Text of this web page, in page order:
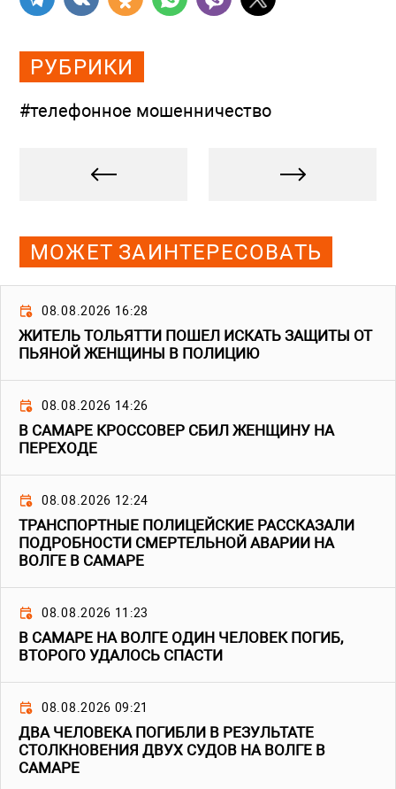
РУБРИКИ
#телефонное мошенничество
МОЖЕТ ЗАИНТЕРЕСОВАТЬ
08.08.2026 16:28
ЖИТЕЛЬ ТОЛЬЯТТИ ПОШЕЛ ИСКАТЬ ЗАЩИТЫ ОТ
ПЬЯНОЙ ЖЕНЩИНЫ В ПОЛИЦИЮ
08.08.2026 14:26
В САМАРЕ КРОССОВЕР СБИЛ ЖЕНЩИНУ НА
ПЕРЕХОДЕ
08.08.2026 12:24
ТРАНСПОРТНЫЕ ПОЛИЦЕЙСКИЕ РАССКАЗАЛИ
ПОДРОБНОСТИ СМЕРТЕЛЬНОЙ АВАРИИ НА
ВОЛГЕ В САМАРЕ
08.08.2026 11:23
В САМАРЕ НА ВОЛГЕ ОДИН ЧЕЛОВЕК ПОГИБ,
ВТОРОГО УДАЛОСЬ СПАСТИ
08.08.2026 09:21
ДВА ЧЕЛОВЕКА ПОГИБЛИ В РЕЗУЛЬТАТЕ
СТОЛКНОВЕНИЯ ДВУХ СУДОВ НА ВОЛГЕ В
САМАРЕ